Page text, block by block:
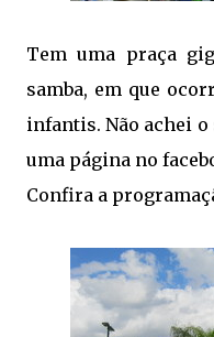
Tem uma praça
samba, em que
infantis. Não achei
uma página no
Confira a